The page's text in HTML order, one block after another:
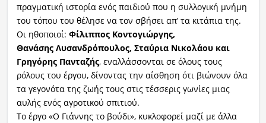
πραγματική ιστορία ενός παιδιού που η συλλογική μνήμη
του τόπου του θέλησε να τον σβήσει απ’ τα κιτάπια της.
Οι ηθοποιοί: Φίλιππος Κοντογιώργης,
Θανάσης Λυσανδρόπουλος, ΣταύριαΝικολάου και
ΓρηγόρηςΠανταζής, εναλλάσσονται σε όλους τους
ρόλους του έργου, δίνοντας την αίσθηση ότι βιώνουν όλα
τα γεγονότα της ζωής τους στις τέσσερις γωνίες μιας
αυλής ενός αγροτικού σπιτιού.
Το έργο «Ο Γιάννης το βούδι», κυκλοφορεί μαζί με άλλα